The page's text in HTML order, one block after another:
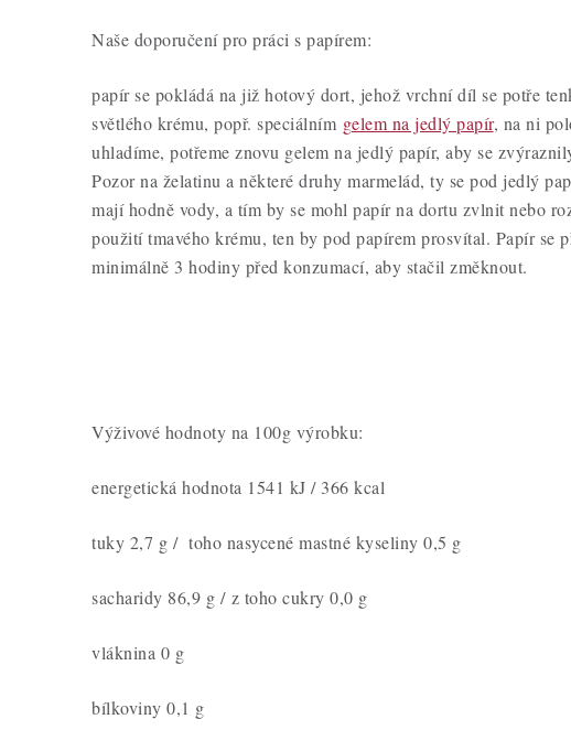
Naše doporučení pro práci s papírem:
papír se pokládá na již hotový dort, jehož vrchní díl se potře
světlého krému, popř. speciálním gelem na jedlý papír, na ni
uhladíme, potřeme znovu gelem na jedlý papír, aby se
Pozor na želatinu a některé druhy marmelád, ty se pod jedlý
mají hodně vody, a tím by se mohl papír na dortu zvlnit nebo
použití tmavého krému, ten by pod papírem prosvítal. Papír se
minimálně 3 hodiny před konzumací, aby stačil změknout.
Výživové hodnoty na 100g výrobku:
energetická hodnota 1541 kJ / 366 kcal
tuky 2,7 g / toho nasycené mastné kyseliny 0,5 g
sacharidy 86,9 g / z toho cukry 0,0 g
vláknina 0 g
bílkoviny 0,1 g